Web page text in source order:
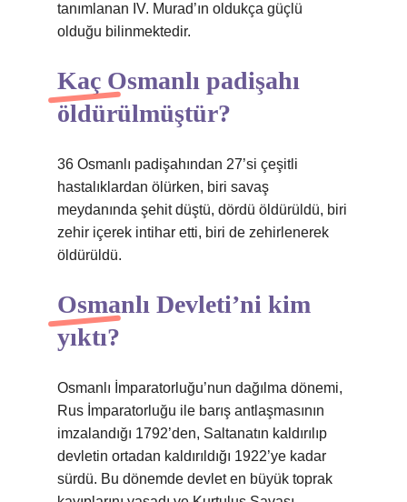
tanımlanan IV. Murad’ın oldukça güçlü
olduğu bilinmektedir.
Kaç Osmanlı padişahı
öldürülmüştür?
36 Osmanlı padişahından 27’si çeşitli
hastalıklardan ölürken, biri savaş
meydanında şehit düştü, dördü öldürüldü, biri
zehir içerek intihar etti, biri de zehirlenerek
öldürüldü.
Osmanlı Devleti’ni kim
yıktı?
Osmanlı İmparatorluğu’nun dağılma dönemi,
Rus İmparatorluğu ile barış antlaşmasının
imzalandığı 1792’den, Saltanatın kaldırılıp
devletin ortadan kaldırıldığı 1922’ye kadar
sürdü. Bu dönemde devlet en büyük toprak